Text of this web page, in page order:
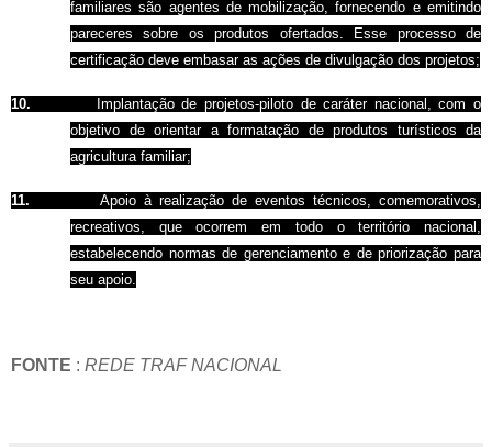
familiares são agentes de mobilização, fornecendo e emitindo
pareceres sobre os produtos ofertados. Esse processo de
certificação deve embasar as ações de divulgação dos projetos;
10.
Implantação de projetos-piloto de caráter nacional, com o
objetivo de orientar a formatação de produtos turísticos da
agricultura familiar;
11.
Apoio à realização de eventos técnicos, comemorativos,
recreativos, que ocorrem em todo o território nacional,
estabelecendo normas de gerenciamento e de priorização para
seu apoio.
FONTE : REDE TRAF NACIONAL